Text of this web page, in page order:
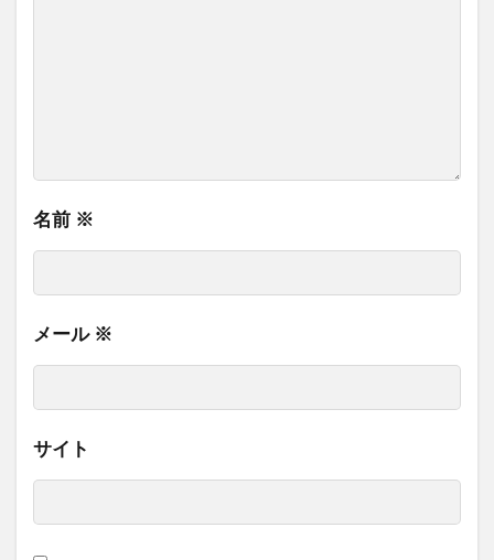
名前 ※
メール ※
サイト